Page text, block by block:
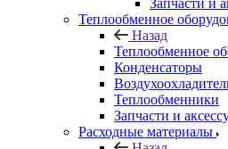
Запчасти и
Теплообменное
Назад
Теплообменное
Конденсаторы
Теплообменники
Запчасти и
Расходные материалы